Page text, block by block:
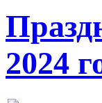
2024